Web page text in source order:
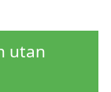
utan